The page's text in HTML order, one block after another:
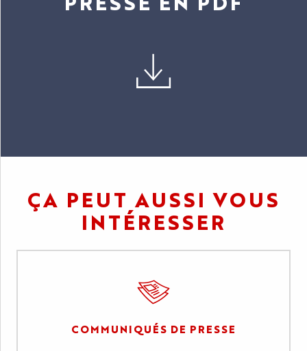
ÇA PEUT AUSSI VOUS
INTÉRESSER
COMMUNIQUÉS DE PRESSE